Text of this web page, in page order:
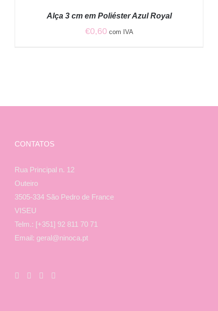
DETALHESAlça 3 cm em Poliéster Azul Royal
€0,60 com IVA
CONTATOS
Rua Principal n. 12
Outeiro
3505-334 São Pedro de France
VISEU
Telm.: [+351] 92 811 70 71
Email: geral@ninoca.pt